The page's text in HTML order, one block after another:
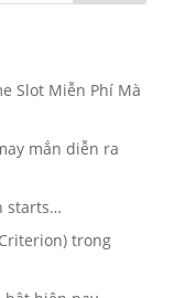
Slot Miễn Phí Mà
mắn diễn ra
starts…
trong